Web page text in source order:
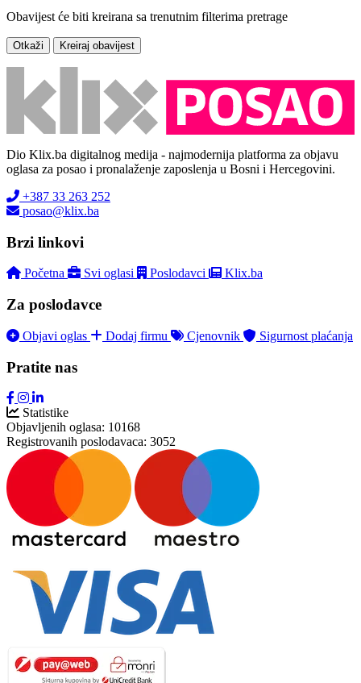
Obavijest će biti kreirana sa trenutnim filterima pretrage
Otkaži Kreiraj obavijest
Dio Klix.ba digitalnog medija - najmodernija platforma za objavu
oglasa za posao i pronalaženje zaposlenja u Bosni i Hercegovini.
+387 33 263 252
posao@klix.ba
Brzi linkovi
Početna Svi oglasi Poslodavci Klix.ba
Za poslodavce
Objavi oglas Dodaj firmu Cjenovnik Sigurnost plaćanja
Pratite nas
Statistike
Objavljenih oglasa: 10168
Registrovanih poslodavaca: 3052